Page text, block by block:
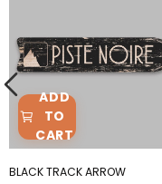
ADD
TO
CART
BLACK TRACK ARROW